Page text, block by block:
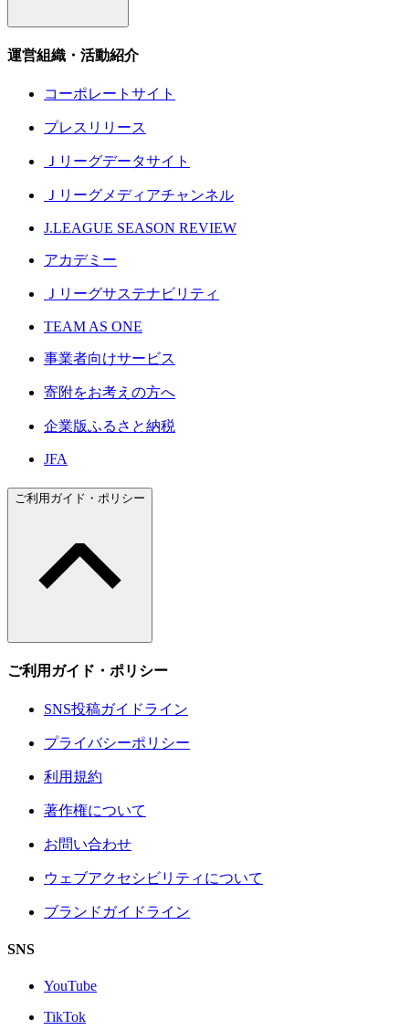
運営組織・活動紹介
コーポレートサイト
プレスリリース
Ｊリーグデータサイト
Ｊリーグメディアチャンネル
J.LEAGUE SEASON REVIEW
アカデミー
Ｊリーグサステナビリティ
TEAM AS ONE
事業者向けサービス
寄附をお考えの方へ
企業版ふるさと納税
JFA
ご利用ガイド・ポリシー
ご利用ガイド・ポリシー
SNS投稿ガイドライン
プライバシーポリシー
利用規約
著作権について
お問い合わせ
ウェブアクセシビリティについて
ブランドガイドライン
SNS
YouTube
TikTok